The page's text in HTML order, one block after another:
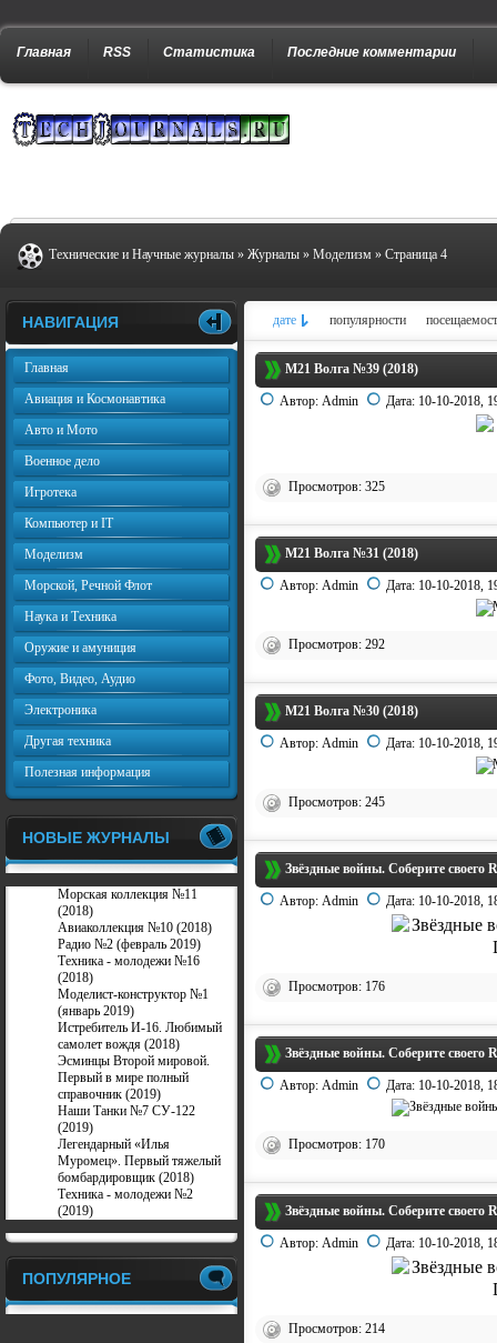
Главная RSS Статистика Последние комментарии
Технические и Научные журналы » Журналы » Моделизм » Страница 4
дате популярности
М21 Волга №39 (2018)
Автор: Admin Дата: 10-10-2018,
Просмотров: 325
М21 Волга №31 (2018)
Автор: Admin Дата: 10-10-2018,
Просмотров: 292
М21 Волга №30 (2018)
Автор: Admin Дата: 10-10-2018,
Просмотров: 245
Звёздные войны. Соберите своего
Автор: Admin Дата: 10-10-2018,
Просмотров: 176
Звёздные войны. Соберите своего
Автор: Admin Дата: 10-10-2018,
Просмотров: 170
Звёздные войны. Соберите своего
Автор: Admin Дата: 10-10-2018,
Просмотров: 214
НАВИГАЦИЯ
Главная
Авиация и Космонавтика
Авто и Мото
Военное дело
Игротека
Компьютер и IT
Моделизм
Морской, Речной Флот
Наука и Техника
Оружие и амуниция
Фото, Видео, Аудио
Электроника
Другая техника
Полезная информация
НОВЫЕ ЖУРНАЛЫ
Морская коллекция №11
(2018)
Авиаколлекция №10 (2018)
Радио №2 (февраль 2019)
Техника - молодежи №16
(2018)
Моделист-конструктор №1
(январь 2019)
Истребитель И-16. Любимый
самолет вождя (2018)
Эсминцы Второй мировой.
Первый в мире полный
справочник (2019)
Наши Танки №7 СУ-122
(2019)
Легендарный «Илья
Муромец». Первый тяжелый
бомбардировщик (2018)
Техника - молодежи №2
(2019)
ПОПУЛЯРНОЕ